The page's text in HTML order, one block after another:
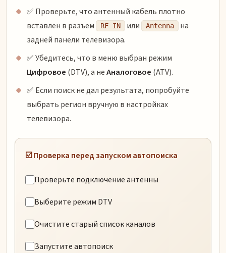
✅ Проверьте, что антенный кабель плотно
вставлен в разъем
RF IN или Antenna
на
задней панели телевизора.
✅ Убедитесь, что в меню выбран режим
Цифровое (DTV), а неАналоговое (ATV).
✅ Если поиск не дал результата, попробуйте
выбрать регион вручную в настройках
телевизора.
☑️ Проверка перед запуском автопоиска
Проверьте подключение антенны
Выберите режим DTV
Очистите старый список каналов
Запустите автопоиск